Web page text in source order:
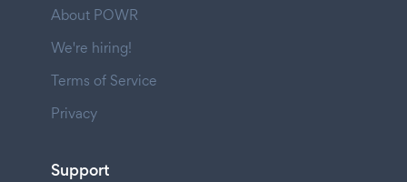
About POWR
We're hiring!
Terms of Service
Privacy
Support